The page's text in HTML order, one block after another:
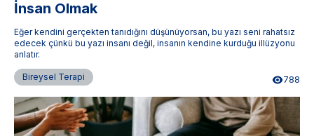
İnsan Olmak
Eğer kendini gerçekten tanıdığını düşünüyorsan, bu yazı seni rahatsız
edecek çünkü bu yazı insanı değil, insanın kendine kurduğu illüzyonu
anlatır.
Bireysel Terapi 788